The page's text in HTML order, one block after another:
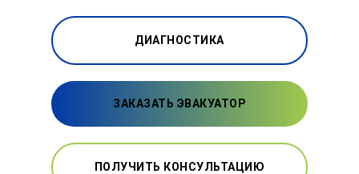
ДИАГНОСТИКА
ЗАКАЗАТЬ ЭВАКУАТОР
ПОЛУЧИТЬ КОНСУЛЬТАЦИЮ